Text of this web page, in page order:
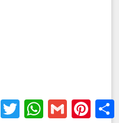
FacebookTwitterWhatsApp
Gmail